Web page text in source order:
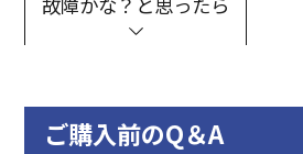
ご購入前のQ＆A